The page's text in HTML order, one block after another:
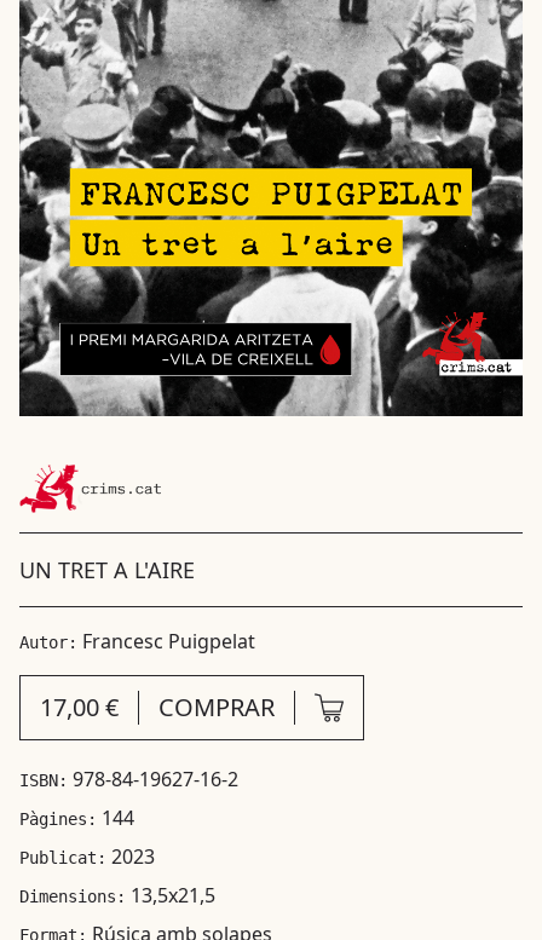
UN TRET A L'AIRE
Autor: Francesc Puigpelat
17,00 € COMPRAR
ISBN: 978-84-19627-16-2
Pàgines: 144
Publicat: 2023
Dimensions: 13,5x21,5
Format: Rúsica amb solapes